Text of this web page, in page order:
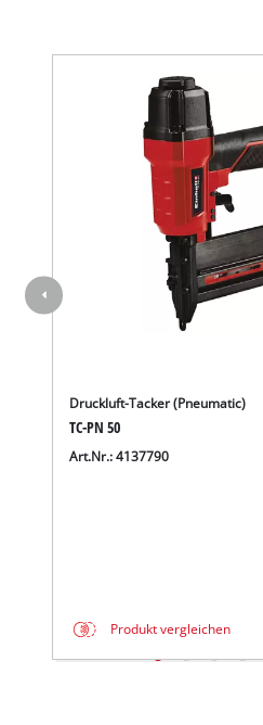
Druckluft-Tacker (Pneumatic)
TC-PN 50
Art.Nr.: 4137790
Produkt vergleichen